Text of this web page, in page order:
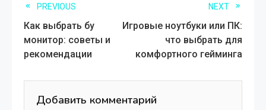
Read
more
articles
PREVIOUS
Как выбрать бу
монитор: советы и
рекомендации
NEXT
Игровые ноутбуки или ПК:
что выбрать для
комфортного гейминга
Добавить комментарий